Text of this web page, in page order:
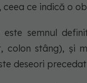
ce indică o
semnul
colon stâng), și
deseori